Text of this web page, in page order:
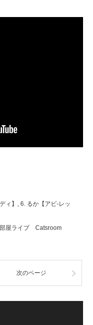
ィ】
6. るか【アビ-レッ
屋ライブ Catsroom
次のページ